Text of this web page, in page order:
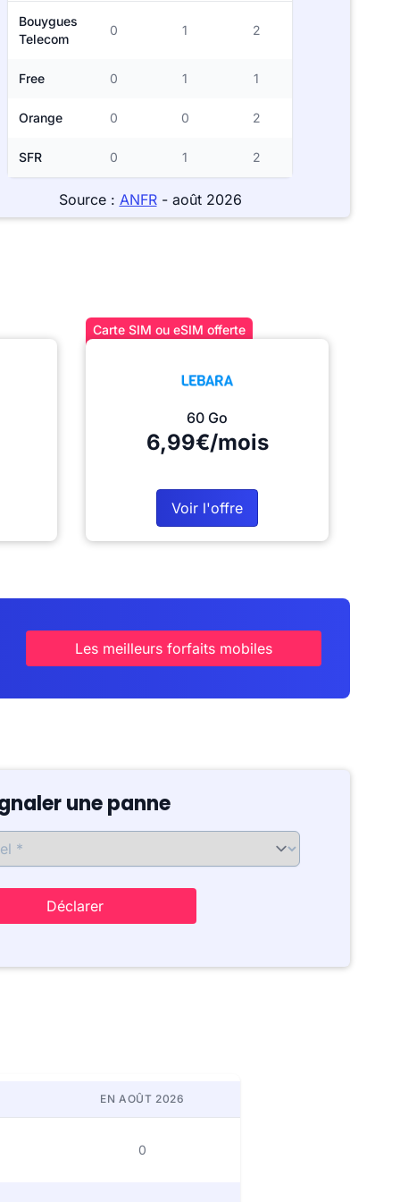
Bouygues
Telecom
0 1 2
Free 0 1 1
Orange 0 0 2
SFR 0 1 2
Source : ANFR- août 2026
Carte SIM ou eSIM offerte
60 Go
6,99€/mois
Voir l'offre
Les meilleurs forfaits mobiles
une panne
Déclarer
EN AOÛT 2026
0